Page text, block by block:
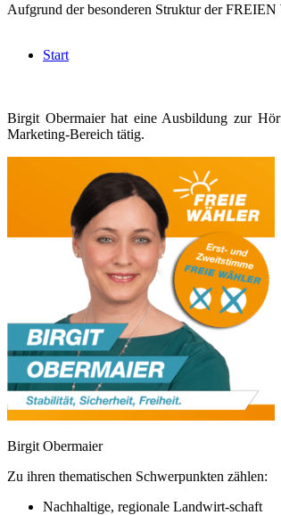
Start
Aufgrund der besonderen Struktur der
Birgit Obermaier hat eine Ausbildung zur
Marketing-Bereich tätig.
Birgit Obermaier
Zu ihren thematischen Schwerpunkten zählen:
Nachhaltige, regionale Landwirt-schaft